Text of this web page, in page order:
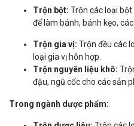
Trộn bột: Trộn các loại
để làm bánh, bánh kẹo,
Trộn gia vị: Trộn đều các
loại gia vị hỗn hợp.
Trộn nguyên liệu khô:
đậu, ngũ cốc cho các sản
Trong ngành dược phẩm: